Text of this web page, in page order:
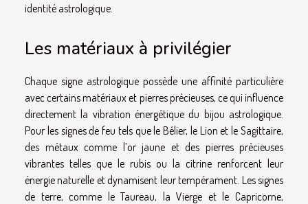
identité astrologique.
Les matériaux à privilégier
Chaque signe astrologique possède une affinité particulière
avec certains matériaux et pierres précieuses, ce qui influence
directement la vibration énergétique du bijou astrologique.
Pour les signes de feu tels que le Bélier, le Lion et le Sagittaire,
des métaux comme l’or jaune et des pierres précieuses
vibrantes telles que le rubis ou la citrine renforcent leur
énergie naturelle et dynamisent leur tempérament. Les signes
de terre, comme le Taureau, la Vierge et le Capricorne,